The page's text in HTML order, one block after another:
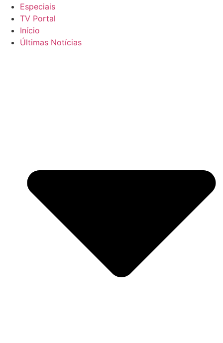
Especiais
TV Portal
Início
Últimas Notícias